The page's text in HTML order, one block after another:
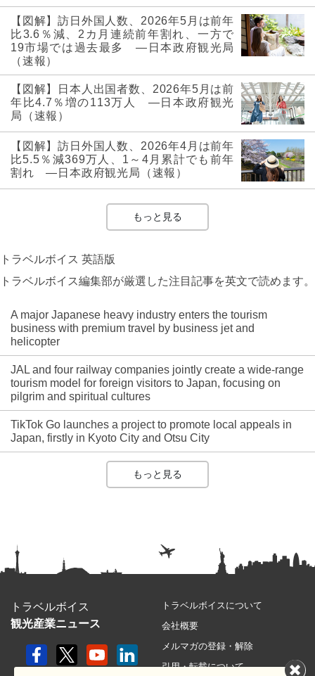
【図解】訪日外国人数、2026年5月は前年
比3.6％減、2カ月連続前年割れ、一方で
19市場では過去最多 ―日本政府観光局
（速報）
【図解】日本人出国者数、2026年5月は前
年比4.7％増の113万人 ―日本政府観光
局（速報）
【図解】訪日外国人数、2026年4月は前年
比5.5％減369万人、1～4月累計でも前年
割れ ―日本政府観光局（速報）
もっと見る
トラベルボイス 英語版
トラベルボイス編集部が厳選した注目記事を英文で読めます。
A major Japanese heavy industry enters the tourism
business with premium travel by business jet and
helicopter
JAL and four railway companies jointly create a wide-range
tourism model for foreign visitors to Japan, focusing on
pilgrim and spiritual cultures
TikTok Go launches a project to promote local appeals in
Japan, firstly in Kyoto City and Otsu City
もっと見る
トラベルボイス
観光産業ニュース
トラベルボイスについて
会社概要
メルマガの登録・解除
引用・転載について